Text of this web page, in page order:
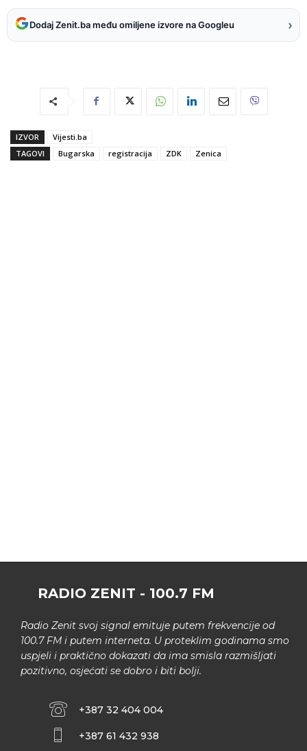
Dodaj Zenit.ba među omiljene izvore na Googleu ›
IZVOR
Vijesti.ba
TAGOVI
Bugarska registracija ZDK Zenica
RADIO ZENIT - 100.7 FM
Radio Zenit svoj signal emituje putem frekvencije od
100.7 FM i putem interneta. U proteklim godinama smo
uspjeli i praktično dokazati da ima smisla razmišljati
pozitivno, osjećati se dobro i biti bolji.
+387 32 404 004
+387 61 432 938